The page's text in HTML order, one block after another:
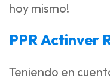
hoy mismo!
PPR Actinver
Teniendo en